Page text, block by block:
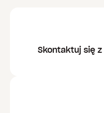
Skontaktuj się